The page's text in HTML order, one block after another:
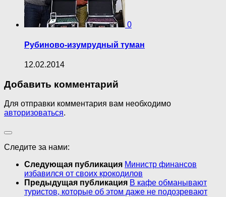
0
Рубиново-изумрудный туман
12.02.2014
Добавить комментарий
Для отправки комментария вам необходимо
авторизоваться.
Следите за нами:
Следующая публикация Министр финансов
избавился от своих крокодилов
Предыдущая публикация В кафе обманывают
туристов, которые об этом даже не подозревают